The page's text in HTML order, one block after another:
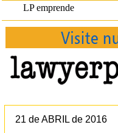
LP emprende
21 de ABRIL de 2016